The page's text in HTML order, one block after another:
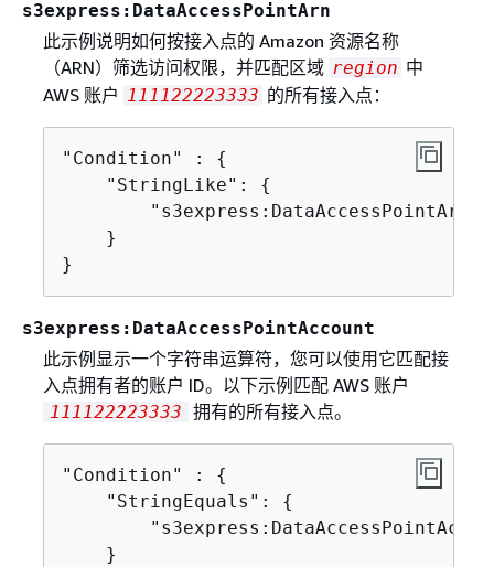
s3express:DataAccessPointArn
此示例说明如何按接入点的 Amazon 资源名称
（ARN）筛选访问权限，并匹配区域 region 中
AWS 账户 111122223333 的所有接入点：
"Condition" : {
    "StringLike":
{
    }
}
s3express:DataAccessPointAccount
此示例显示一个字符串运算符，您可以使用它匹配接
入点拥有者的账户 ID。以下示例匹配 AWS 账户
111122223333 拥有的所有接入点。
"Condition" : {
    "StringEquals":
{
    }